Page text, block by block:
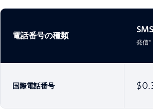
電話番号の種類
SMS
発信*
国際電話番号